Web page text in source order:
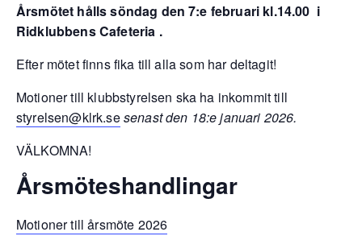
Årsmötet hålls söndag den 7:e februari kl.14.00 i
Ridklubbens Cafeteria .
Efter mötet finns fika till alla som har deltagit!
Motioner till klubbstyrelsen ska ha inkommit till
styrelsen@klrk.sesenast den 18:e januari 2026.
VÄLKOMNA!
Årsmöteshandlingar
Motioner till årsmöte 2026